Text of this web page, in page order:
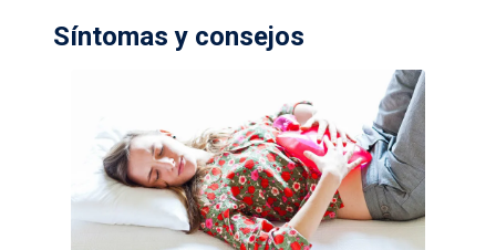
Síntomas y consejos